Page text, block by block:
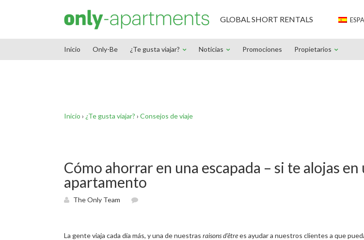
GLOBAL SHORT RENTALS
Inicio Only-Be ¿Te gusta viajar? Noticias Promociones Propietarios
Inicio › ¿Te gusta viajar? › Consejos de viaje
Cómo ahorrar en una escapada – si te alojas en
apartamento
The Only Team
La gente viaja cada día más, y una de nuestras raisons d’êtrees ayudar a nuestros clientes a que